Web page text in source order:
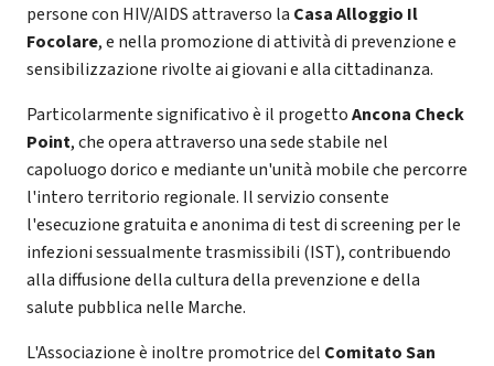
persone con HIV/AIDS attraverso la Casa Alloggio Il
Focolare, e nella promozione di attività di prevenzione e
sensibilizzazione rivolte ai giovani e alla cittadinanza.
Particolarmente significativo è il progettoAncona Check
Point, che opera attraverso una sede stabile nel
capoluogo dorico e mediante un'unità mobile che percorre
l'intero territorio regionale. Il servizio consente
l'esecuzione gratuita e anonima di test di screening per le
infezioni sessualmente trasmissibili (IST), contribuendo
alla diffusione della cultura della prevenzione e della
salute pubblica nelle Marche.
L'Associazione è inoltre promotrice del Comitato San